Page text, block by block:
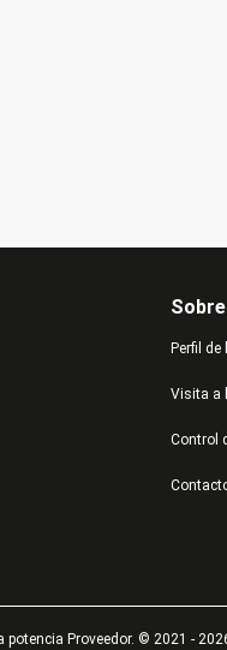
Sobre
Perfil de
Visita a
Control
Proveedor. © 2021 -